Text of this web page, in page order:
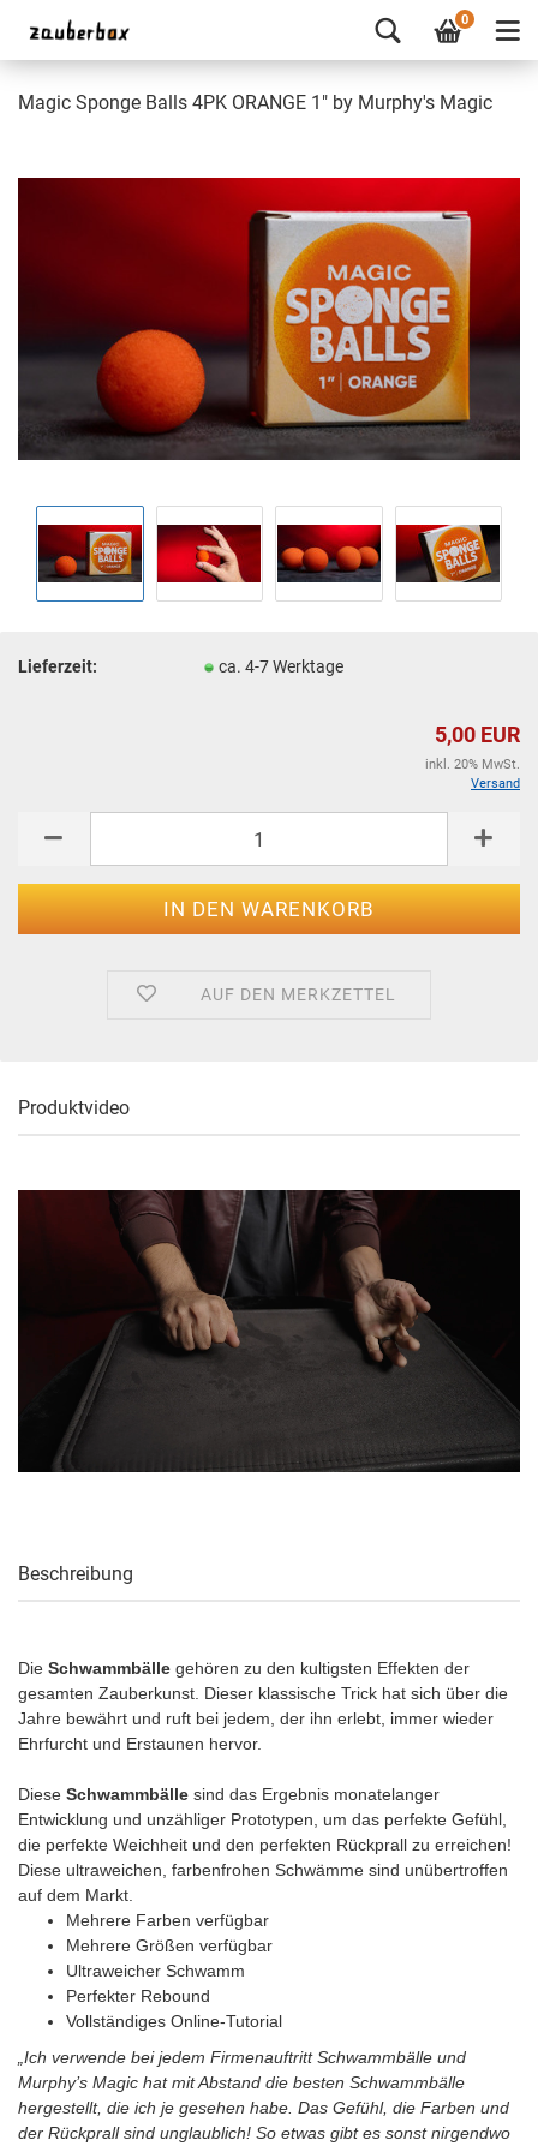
0
Magic Sponge Balls 4PK ORANGE 1" by Murphy's Magic
Lieferzeit: ca. 4-7 Werktage
5,00 EUR
inkl. 20% MwSt.
Versand
AUF DEN MERKZETTEL
Produktvideo
Beschreibung
Die Schwammbälle gehören zu den kultigsten Effekten der
gesamten Zauberkunst. Dieser klassische Trick hat sich über die
Jahre bewährt und ruft bei jedem, der ihn erlebt, immer wieder
Ehrfurcht und Erstaunen hervor.
Diese Schwammbälle sind das Ergebnis monatelanger
Entwicklung und unzähliger Prototypen, um das perfekte Gefühl,
die perfekte Weichheit und den perfekten Rückprall zu erreichen!
Diese ultraweichen, farbenfrohen Schwämme sind unübertroffen
auf dem Markt.
Mehrere Farben verfügbar
Mehrere Größen verfügbar
Ultraweicher Schwamm
Perfekter Rebound
Vollständiges Online-Tutorial
„Ich verwende bei jedem Firmenauftritt Schwammbälle und
Murphy’s Magic hat mit Abstand die besten Schwammbälle
hergestellt, die ich je gesehen habe. Das Gefühl, die Farben und
der Rückprall sind unglaublich! So etwas gibt es sonst nirgendwo